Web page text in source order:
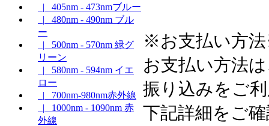
|_ 405nm - 473nmブルー
|_ 480nm - 490nm ブル
ー
|_ 500nm - 570nm 緑グ
リーン
|_ 580nm - 594nm イエ
ロー
|_ 700nm-980nm赤外線
|_ 1000nm - 1090nm 赤
外線
※お支払い方
お支払い方法
振り込みをご
下記詳細をご